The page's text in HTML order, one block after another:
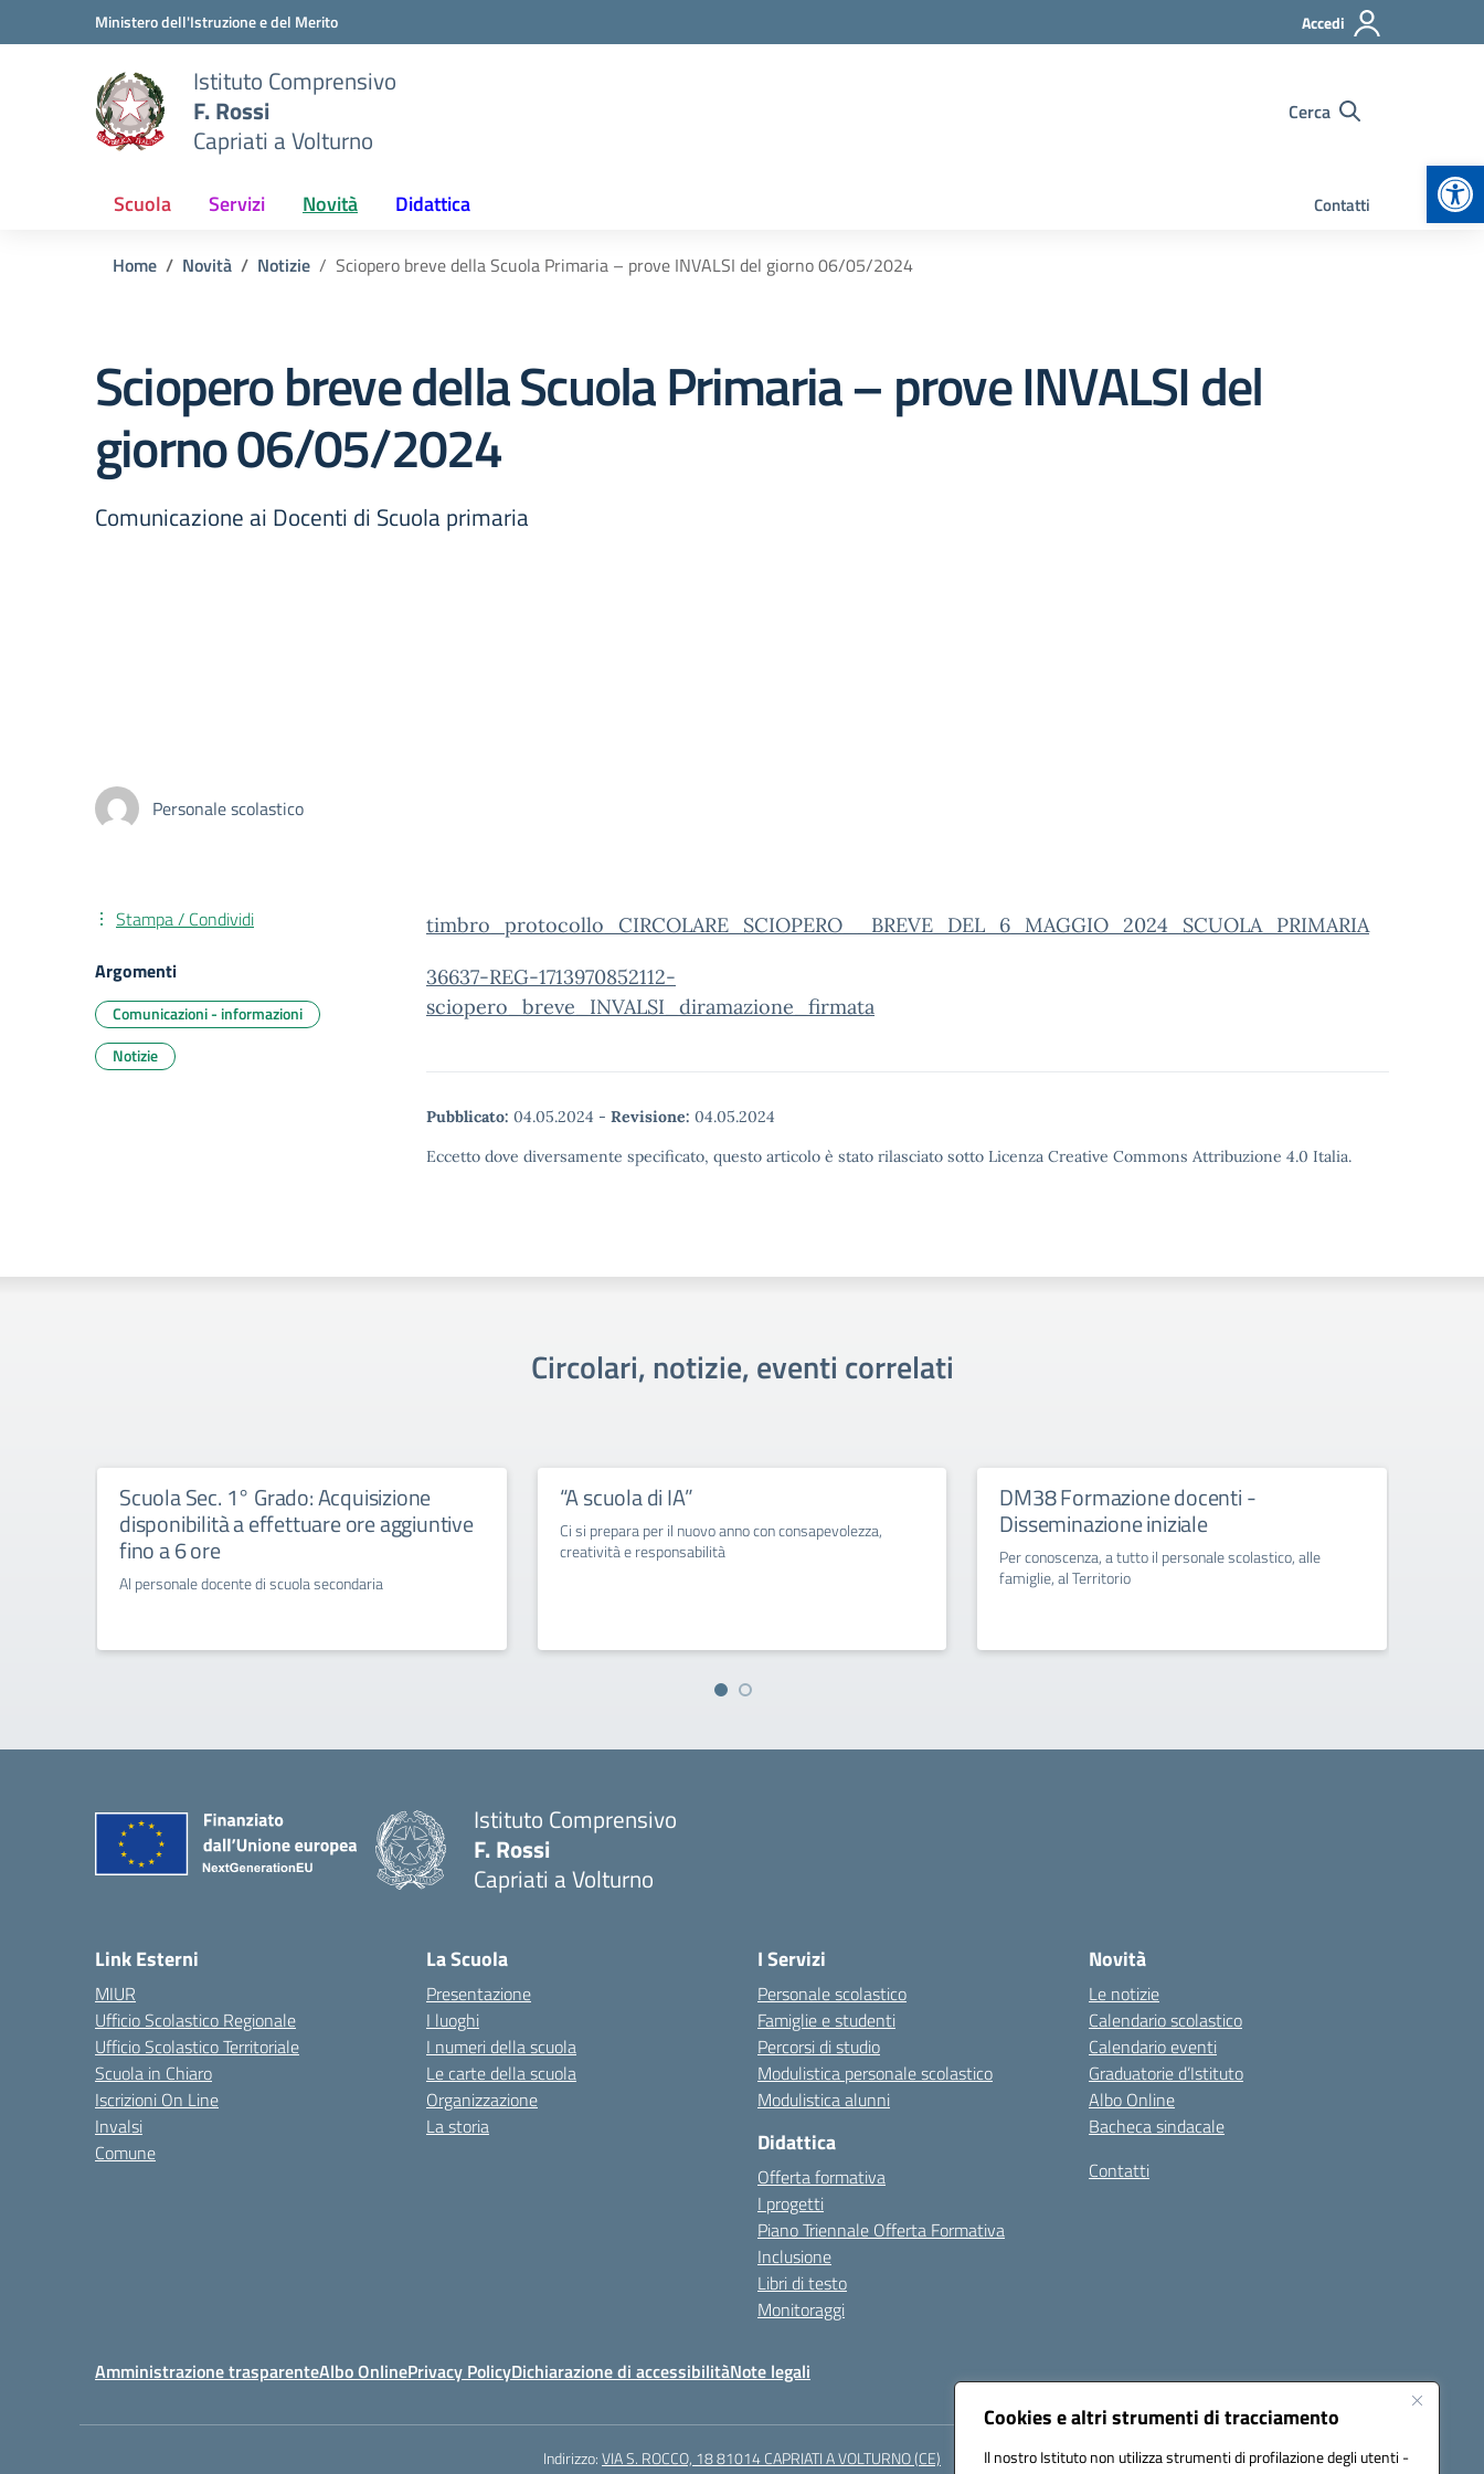
Cookies e altri strumenti di tracciamento
Il nostro Istituto non utilizza strumenti di profilazione degli utenti -
Vai ai contenuti
Vai al menu di navigazioneMinistero dell'Istruzione e del Merito Accedi
Istituto Comprensivo
F. Rossi
Capriati a Volturno
Cerca
Scuola Servizi Novità Didattica Contatti
Home Novità Notizie Sciopero breve della Scuola Primaria – prove INVALSI del giorno 06/05/2024
Sciopero breve della Scuola Primaria – prove INVALSI del
giorno 06/05/2024
Comunicazione ai Docenti di Scuola primaria
Personale scolastico
timbro_protocollo_CIRCOLARE_SCIOPERO__BREVE_DEL_6_MAGGIO_2024_SCUOLA_PRIMARIA
36637-REG-1713970852112-
sciopero_breve_INVALSI_diramazione_firmata
Pubblicato: 04.05.2024 - Revisione: 04.05.2024
Eccetto dove diversamente specificato, questo articolo è stato rilasciato sotto Licenza Creative Commons Attribuzione 4.0 Italia.
Stampa / Condividi
Argomenti
Comunicazioni - informazioni
Notizie
Circolari, notizie, eventi correlati
Scuola Sec. 1° Grado: Acquisizione
disponibilità a effettuare ore aggiuntive
fino a 6 ore
Al personale docente di scuola secondaria
“A scuola di IA”
Ci si prepara per il nuovo anno con consapevolezza,
creatività e responsabilità
DM38 Formazione docenti -
Disseminazione iniziale
Per conoscenza, a tutto il personale scolastico, alle
famiglie, al Territorio
Istituto Comprensivo
F. Rossi
Capriati a Volturno
Link Esterni
MIUR
Ufficio Scolastico Regionale
Ufficio Scolastico Territoriale
Scuola in Chiaro
Iscrizioni On Line
Invalsi
Comune
La Scuola
Presentazione
I luoghi
I numeri della scuola
Le carte della scuola
Organizzazione
La storia
I Servizi
Personale scolastico
Famiglie e studenti
Percorsi di studio
Modulistica personale scolastico
Modulistica alunni
Didattica
Offerta formativa
I progetti
Piano Triennale Offerta Formativa
Inclusione
Libri di testo
Monitoraggi
Novità
Le notizie
Calendario scolastico
Calendario eventi
Graduatorie d’Istituto
Albo Online
Bacheca sindacale
Contatti
Amministrazione trasparenteAlbo OnlinePrivacy PolicyDichiarazione di accessibilitàNote legali
Indirizzo:VIA S. ROCCO, 18 81014 CAPRIATI A VOLTURNO (CE)